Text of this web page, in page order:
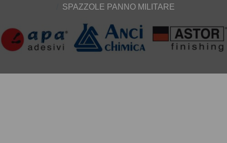
PRODOTTI
SPAZZOLE PANNO MILITARE